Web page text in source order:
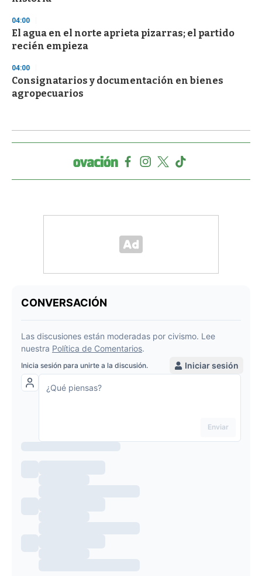
04:00
El agua en el norte aprieta pizarras; el partido
recién empieza
04:00
Consignatarios y documentación en bienes
agropecuarios